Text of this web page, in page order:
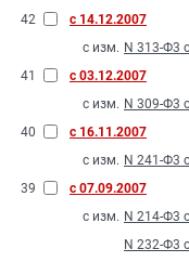
42
с 14.12.2007
с изм. N 313-Ф3
41
с 03.12.2007
с изм. N 309-Ф3
40
с 16.11.2007
с изм. N 241-Ф3
39
с 07.09.2007
с изм. N 214-Ф3
N 232-Ф3